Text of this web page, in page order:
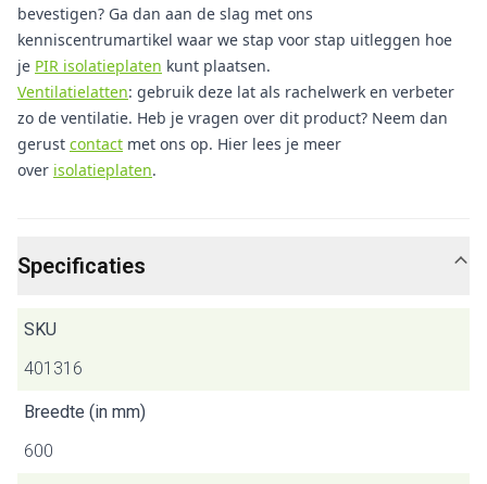
bevestigen? Ga dan aan de slag met ons
kenniscentrumartikel waar we stap voor stap uitleggen hoe
je PIR isolatieplaten kunt plaatsen.
Ventilatielatten: gebruik deze lat als rachelwerk en verbeter
zo de ventilatie. Heb je vragen over dit product? Neem dan
gerust contact met ons op. Hier lees je meer
over isolatieplaten.
Specificaties
SKU
401316
Breedte (in mm)
600